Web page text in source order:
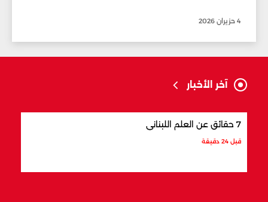
4 حزيران 2026
آخر الأخبار
7 حقائق عن العلم اللبناني
قبل 24 دقيقة